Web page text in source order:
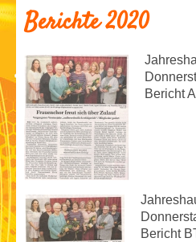
Berichte 2020
Bericht
Bericht